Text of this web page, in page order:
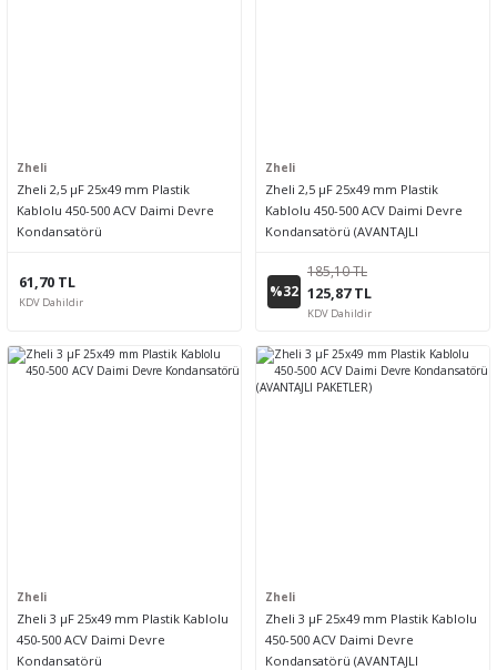
Zheli
Zheli 2,5 µF 25x49 mm Plastik
Kablolu 450-500 ACV Daimi Devre
Kondansatörü
61,70 TL
KDV Dahildir
Zheli
Zheli 2,5 µF 25x49 mm Plastik
Kablolu 450-500 ACV Daimi Devre
Kondansatörü (AVANTAJLI
%32
185,10 TL
125,87 TL
KDV Dahildir
Zheli
Zheli 3 µF 25x49 mm Plastik Kablolu
450-500 ACV Daimi Devre
Kondansatörü
Zheli
Zheli 3 µF 25x49 mm Plastik Kablolu
450-500 ACV Daimi Devre
Kondansatörü (AVANTAJLI